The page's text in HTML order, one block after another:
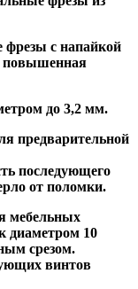
с напайкой
повышенная
до 3,2 мм.
предварительной
последующего
от поломки.
мебельных
диаметром 10
срезом.
винтов